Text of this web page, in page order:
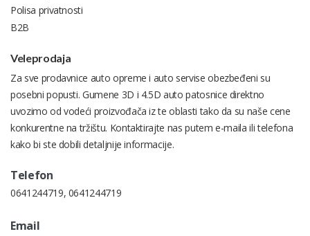
Polisa privatnosti
B2B
Veleprodaja
Za sve prodavnice auto opreme i auto servise obezbeđeni su
posebni popusti. Gumene 3D i 4.5D auto patosnice direktno
uvozimo od vodeći proizvođača iz te oblasti tako da su naše cene
konkurentne na tržištu. Kontaktirajte nas putem e-maila ili telefona
kako bi ste dobili detaljnije informacije.
Telefon
0641244719, 0641244719
Email